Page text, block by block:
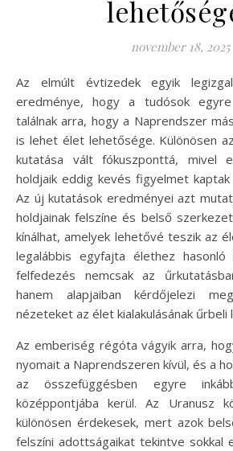
november 18, 2025
Az elmúlt évtizedek egyik legizgalmasabb űrkutatási
eredménye, hogy a tudósok
találnak arra, hogy a Naprendszer
is lehet élet lehetősége. Különösen
kutatása vált fókuszponttá, mivel
holdjaik eddig kevés figyelmet
Az új kutatások eredményei azt
holdjainak felszíne és belső
kínálhat, amelyek lehetővé teszik az
legalábbis egyfajta élethez hasonló
felfedezés nemcsak az
hanem alapjaiban kérdőjelezi
nézeteket az élet kialakulásának űrbeli
Az emberiség régóta vágyik arra,
nyomait a Naprendszeren kívül, és a
az összefüggésben egyre
középpontjába kerül. Az Uranusz
különösen érdekesek, mert azok
felszíni adottságaikat tekintve sokkal